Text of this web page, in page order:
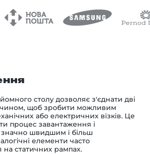
столу дозволяє з'єднати дві
чином, щоб зробити можливим
або електричних візків. Це
процес завантаження і
швидшим і більш
елементи часто
на статичних рампах.